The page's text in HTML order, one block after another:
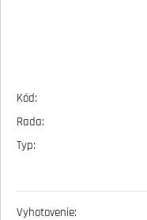
Kód:
Rada:
Typ:
Vyhotovenie: